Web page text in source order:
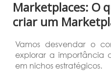
Marketplaces: O
criar um
Vamos desvendar o
explorar a importância
em nichos estratégicos.